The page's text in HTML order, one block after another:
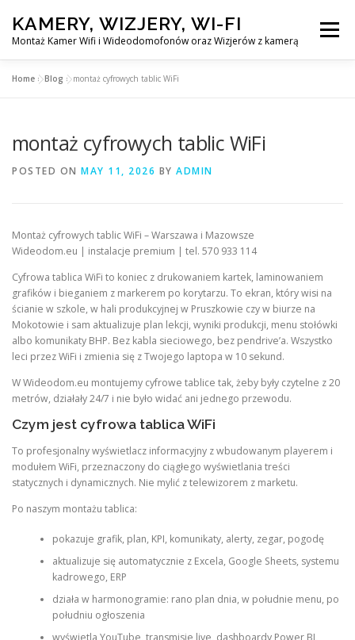
content
KAMERY, WIZJERY, WI-FI
Montaż Kamer Wifi i Wideodomofonów oraz Wizjerów z kamerą
Menu
MONTAŻ WIDEDOMOFONÓW
PL
Home »Blog »montaż cyfrowych tablic WiFi
montaż cyfrowych tablic WiFi
POSTED ON MAY 11, 2026 BY ADMIN
Montaż cyfrowych tablic WiFi – Warszawa i Mazowsze
Wideodom.eu | instalacje premium | tel. 570 933 114
Cyfrowa tablica WiFi to koniec z drukowaniem kartek, laminowaniem
grafików i bieganiem z markerem po korytarzu. To ekran, który wisi na
ścianie w szkole, w hali produkcyjnej w Pruszkowie czy w biurze na
Mokotowie i sam aktualizuje plan lekcji, wyniki produkcji, menu stołówki
albo komunikaty BHP. Bez kabla sieciowego, bez pendrive’a. Wszystko
leci przez WiFi i zmienia się z Twojego laptopa w 10 sekund.
W Wideodom.eu montujemy cyfrowe tablice tak, żeby były czytelne z 20
metrów, działały 24/7 i nie było widać ani jednego przewodu.
Czym jest cyfrowa tablica WiFi
To profesjonalny wyświetlacz informacyjny z wbudowanym playerem i
modułem WiFi, przeznaczony do ciągłego wyświetlania treści
statycznych i dynamicznych. Nie mylić z telewizorem z marketu.
Po naszym montażu tablica:
pokazuje grafik, plan, KPI, komunikaty, alerty, zegar, pogodę
aktualizuje się automatycznie z Excela, Google Sheets, systemu
kadrowego, ERP
działa w harmonogramie: rano plan dnia, w południe menu, po
południu ogłoszenia
wyświetla YouTube, transmisje live, dashboardy Power BI,